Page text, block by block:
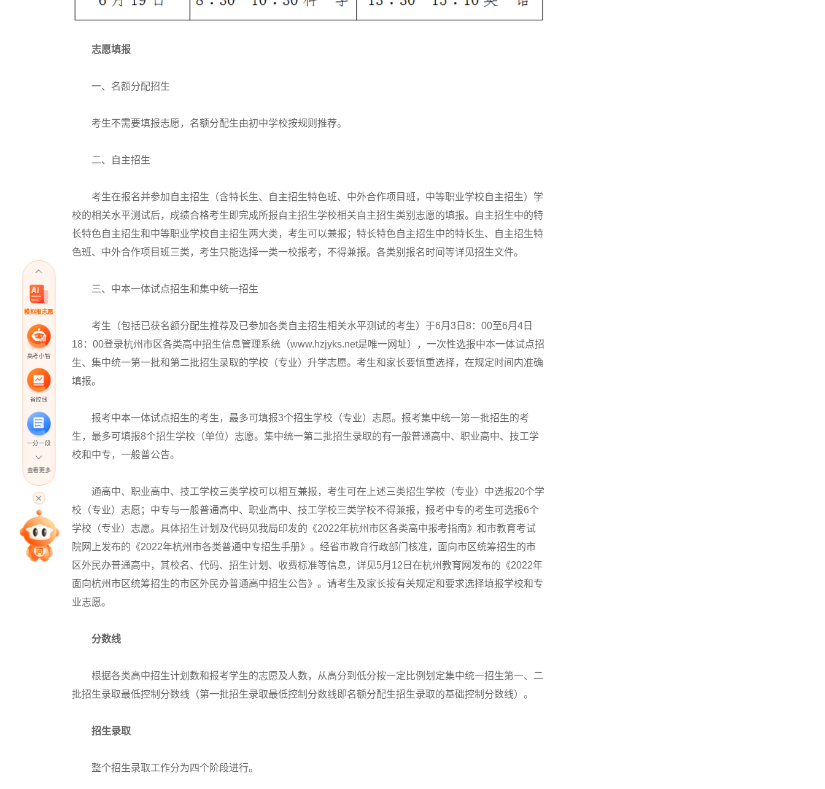
志愿填报
一、名额分配招生
考生不需要填报志愿，名额分配生由初中学校按规则推荐。
二、自主招生
考生在报名并参加自主招生（含特长生、自主招生特色班、中外合作项目班，中等职业学校自主招生）学
校的相关水平测试后，成绩合格考生即完成所报自主招生学校相关自主招生类别志愿的填报。自主招生中的特
长特色自主招生和中等职业学校自主招生两大类，考生可以兼报；特长特色自主招生中的特长生、自主招生特
色班、中外合作项目班三类，考生只能选择一类一校报考，不得兼报。各类别报名时间等详见招生文件。
三、中本一体试点招生和集中统一招生
考生（包括已获名额分配生推荐及已参加各类自主招生相关水平测试的考生）于6月3日8：00至6月4日
18：00登录杭州市区各类高中招生信息管理系统（www.hzjyks.net是唯一网址），一次性选报中本一体试点招
生、集中统一第一批和第二批招生录取的学校（专业）升学志愿。考生和家长要慎重选择，在规定时间内准确
填报。
报考中本一体试点招生的考生，最多可填报3个招生学校（专业）志愿。报考集中统一第一批招生的考
生，最多可填报8个招生学校（单位）志愿。集中统一第二批招生录取的有一般普通高中、职业高中、技工学
校和中专，一般普公告。
通高中、职业高中、技工学校三类学校可以相互兼报，考生可在上述三类招生学校（专业）中选报20个学
校（专业）志愿；中专与一般普通高中、职业高中、技工学校三类学校不得兼报，报考中专的考生可选报6个
学校（专业）志愿。具体招生计划及代码见我局印发的《2022年杭州市区各类高中报考指南》和市教育考试
院网上发布的《2022年杭州市各类普通中专招生手册》。经省市教育行政部门核准，面向市区统筹招生的市
区外民办普通高中，其校名、代码、招生计划、收费标准等信息，详见5月12日在杭州教育网发布的《2022年
面向杭州市区统筹招生的市区外民办普通高中招生公告》。请考生及家长按有关规定和要求选择填报学校和专
业志愿。
分数线
根据各类高中招生计划数和报考学生的志愿及人数，从高分到低分按一定比例划定集中统一招生第一、二
批招生录取最低控制分数线（第一批招生录取最低控制分数线即名额分配生招生录取的基础控制分数线）。
招生录取
整个招生录取工作分为四个阶段进行。
模拟报志愿
高考小智
省控线
一分一段
高考直播
专家指导课
查看更多